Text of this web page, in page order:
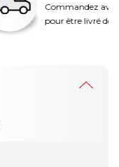
Commandez avant 14h
pour être livré demain !